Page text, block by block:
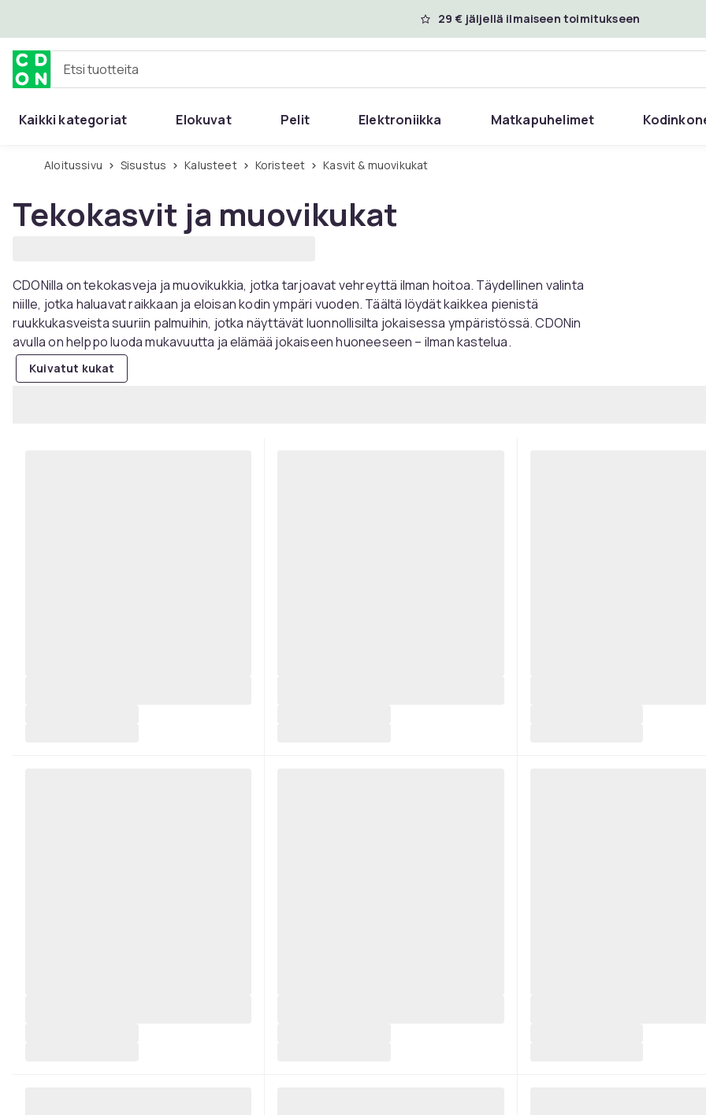
29 € jäljellä ilmaiseen toimitukseen
Etsi tuotteita
Kaikki kategoriat Elokuvat Pelit Elektroniikka Matkapuhelimet
Aloitussivu Sisustus Kalusteet Koristeet Kasvit & muovikukat
Tekokasvit ja muovikukat
CDONilla on tekokasveja ja muovikukkia, jotka tarjoavat vehreyttä ilman hoitoa. Täydellinen valinta
niille, jotka haluavat raikkaan ja eloisan kodin ympäri vuoden. Täältä löydät kaikkea pienistä
ruukkukasveista suuriin palmuihin, jotka näyttävät luonnollisilta jokaisessa ympäristössä. CDONin
avulla on helppo luoda mukavuutta ja elämää jokaiseen huoneeseen – ilman kastelua.
Kuivatut kukat